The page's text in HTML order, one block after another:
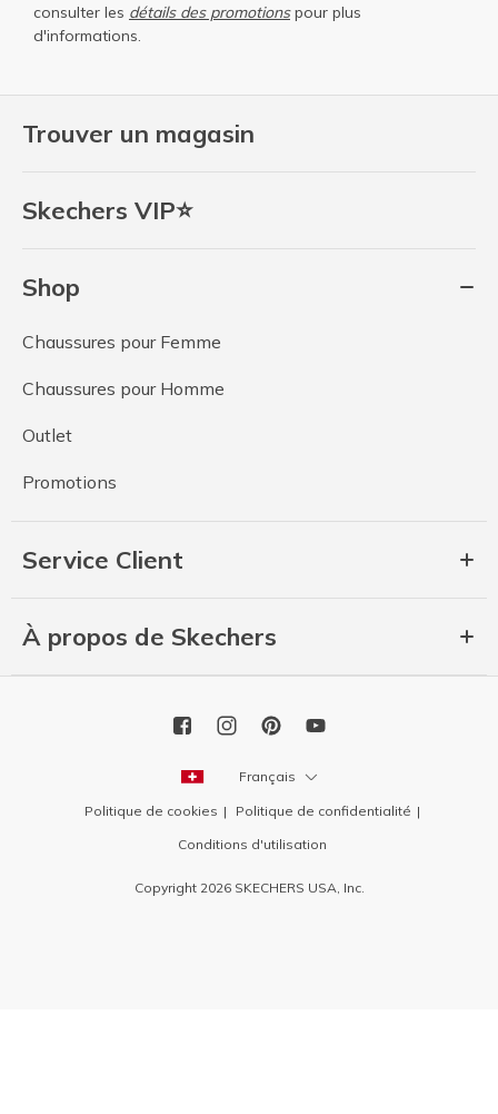
Trouver un magasin
Skechers VIP⭐
Shop
Chaussures pour Femme
Chaussures pour Homme
Outlet
Promotions
Service Client
À propos de Skechers
consulter les détails des promotionspour plus
d'informations.
Français
Politique de cookies
Politique de confidentialité
Conditions d'utilisation
Copyright 2026 SKECHERS USA, Inc.